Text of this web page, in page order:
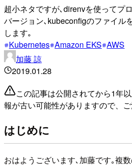
超小ネタですが､direnvを使ってプ
バージョン､kubeconfigのファイル
します｡
Kubernetes Amazon EKS AWS
加藤 諒
2019.01.28
この記事は公開されてから1年
報が古い可能性がありますので、ご
はじめに
おはようございます､加藤です｡複